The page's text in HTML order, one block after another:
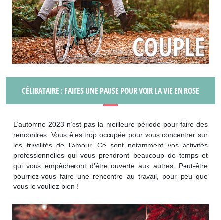
CÉLIBATAIRE : FAITES UNE PAUSE POUR VOIR LA VIE EN ROSE
L’automne 2023 n’est pas la meilleure période pour faire des
rencontres. Vous êtes trop occupée pour vous concentrer sur
les frivolités de l’amour. Ce sont notamment vos activités
professionnelles qui vous prendront beaucoup de temps et
qui vous empêcheront d’être ouverte aux autres. Peut-être
pourriez-vous faire une rencontre au travail, pour peu que
vous le vouliez bien !